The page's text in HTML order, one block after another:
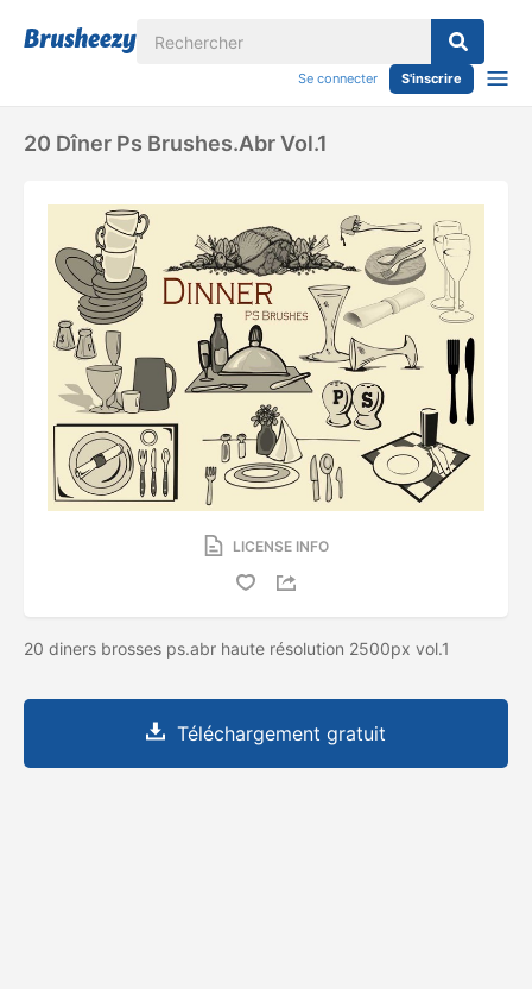
Se connecter S'inscrire
20 Dîner Ps Brushes.abr Vol.1
LICENSE INFO
20 diners brosses ps.abr haute résolution 2500px vol.1
Téléchargement gratuit